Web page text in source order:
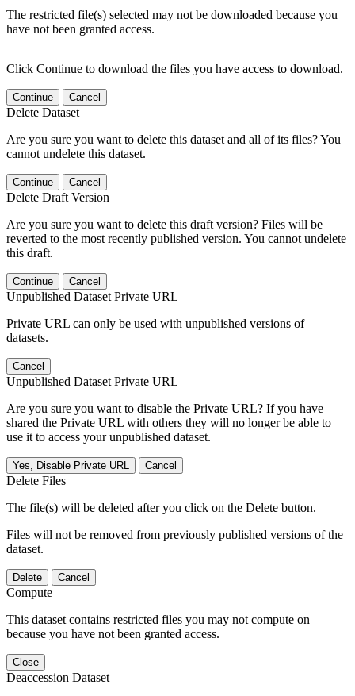
The restricted file(s) selected may not be downloaded because you
have not been granted access.
Click Continue to download the files you have access to download.
Continue Cancel
Delete Dataset
Are you sure you want to delete this dataset and all of its files? You
cannot undelete this dataset.
Continue Cancel
Delete Draft Version
Are you sure you want to delete this draft version? Files will be
reverted to the most recently published version. You cannot undelete
this draft.
Continue Cancel
Unpublished Dataset Private URL
Private URL can only be used with unpublished versions of
datasets.
Cancel
Unpublished Dataset Private URL
Are you sure you want to disable the Private URL? If you have
shared the Private URL with others they will no longer be able to
use it to access your unpublished dataset.
Yes, Disable Private URL Cancel
Delete Files
The file(s) will be deleted after you click on the Delete button.
Files will not be removed from previously published versions of the
dataset.
Delete Cancel
Compute
This dataset contains restricted files you may not compute on
because you have not been granted access.
Close
Deaccession Dataset